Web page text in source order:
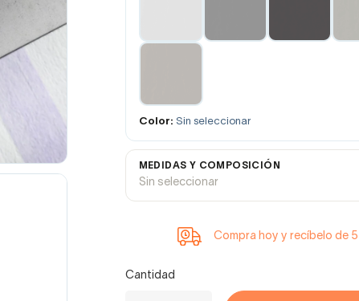
Color: Sin seleccionar
MEDIDAS Y COMPOSICIÓN
Sin seleccionar
Compra hoy y recíbelo de
Cantidad